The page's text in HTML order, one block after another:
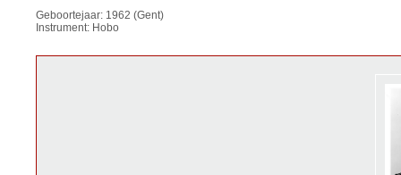
Geboortejaar: 1962 (Gent)
Instrument: Hobo